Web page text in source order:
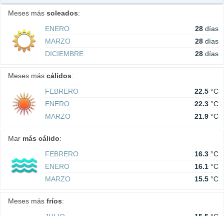
Meses más soleados:
ENERO
28 días
MARZO
28 días
DICIEMBRE
28 días
Meses más cálidos:
FEBRERO
22.5 °C
ENERO
22.3 °C
MARZO
21.9 °C
Mar más cálido:
FEBRERO
16.3 °C
ENERO
16.1 °C
MARZO
15.5 °C
Meses más fríos: